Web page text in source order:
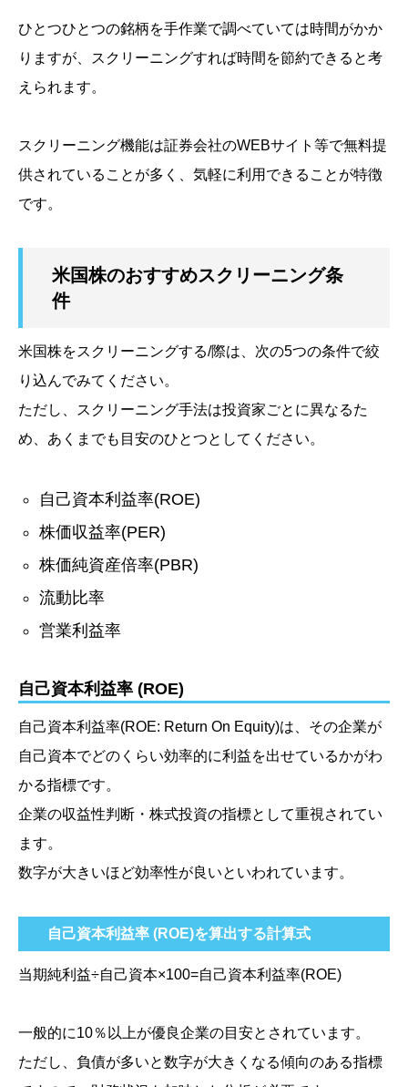
ひとつひとつの銘柄を手作業で調べていては時間がかか
りますが、スクリーニングすれば時間を節約できると考
えられます。
スクリーニング機能は証券会社のWEBサイト等で無料提
供されていることが多く、気軽に利用できることが特徴
です。
米国株のおすすめスクリーニング条
件
米国株をスクリーニングする/際は、次の5つの条件で絞
り込んでみてください。
ただし、スクリーニング手法は投資家ごとに異なるた
め、あくまでも目安のひとつとしてください。
自己資本利益率(ROE)
株価収益率(PER)
株価純資産倍率(PBR)
流動比率
営業利益率
自己資本利益率 (ROE)
自己資本利益率(ROE: Return On Equity)は、その企業が
自己資本でどのくらい効率的に利益を出せているかがわ
かる指標です。
企業の収益性判断・株式投資の指標として重視されてい
ます。
数字が大きいほど効率性が良いといわれています。
自己資本利益率 (ROE)を算出する計算式
当期純利益÷自己資本×100=自己資本利益率(ROE)
一般的に10％以上が優良企業の目安とされています。
ただし、負債が多いと数字が大きくなる傾向のある指標